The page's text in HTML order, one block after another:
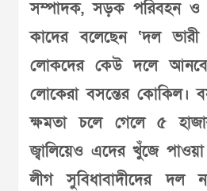
সম্পাদক, সড়ক পরিবহন ও
কাদের বলেছেন ‘দল
লোকদের কেউ দলে
লোকেরা বসন্তের কোকিল।
ক্ষমতা চলে গেলে ৫
জ্বালিয়েও এদের খুঁজে
লীগ সুবিধাবাদীদের দল